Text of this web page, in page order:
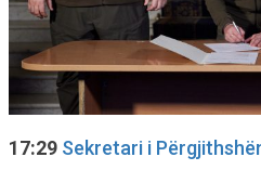
17:29 Sekretari i